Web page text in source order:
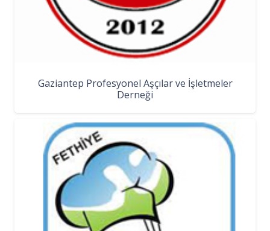
Gaziantep Profesyonel Aşçılar ve İşletmeler
Derneği